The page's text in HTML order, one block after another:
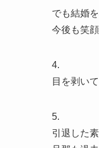
でも結婚
今後も笑
4.
目を剥い
5.
引退した